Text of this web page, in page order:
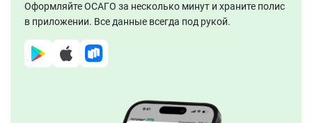
Оформляйте ОСАГО за несколько минут и храните полис
в приложении. Все данные всегда под рукой.